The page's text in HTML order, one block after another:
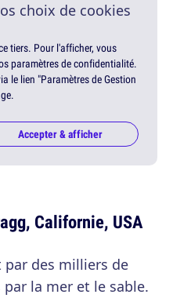
choix de cookies
tiers. Pour l'afficher, vous
paramètres de confidentialité.
le lien "Paramètres de Gestion
Accepter & afficher
Californie, USA
par des milliers de
la mer et le sable.